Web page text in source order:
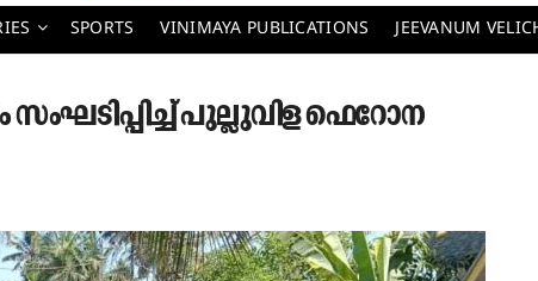
SPORTS VINIMAYA PUBLICATIONS JEEVANUM
സംഘടിപ്പിച്ച് പുല്ലുവിള ഫെറോന